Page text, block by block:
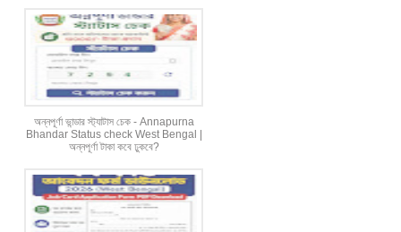
অন্নপূর্ণা ভান্ডার স্ট্যাটাস চেক - Annapurna
Bhandar Status check West Bengal |
অন্নপূর্ণা টাকা কবে ঢুকবে?